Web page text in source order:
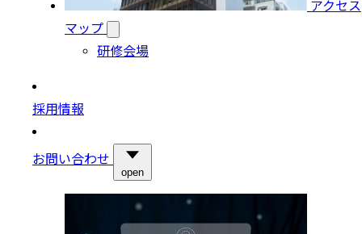
アクセス
マップ
研修会場
採用情報
お問い合わせ
open